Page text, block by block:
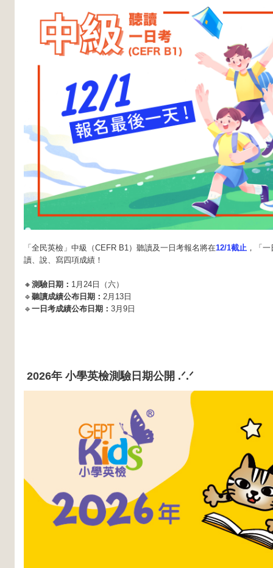
「全民英檢」中級（CEFR B1）聽讀及一日考報名將在12/1截止 ，「
讀、說、寫四項成績！
🔸 測驗日期： 1月24日（六）
🔹 聽讀成績公布日期： 2月13日
🔹 一日考成績公布日期： 3月9日
2026年 小學英檢測驗日期公開 .ᐟ.ᐟ